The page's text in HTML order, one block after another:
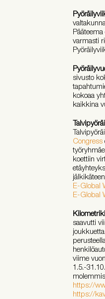
varmasti
sivusto
kokoaa
kaikkina
Congress
koettiin
E-Global
E-Global
saavutti
viime
1.5.-
https://
https://